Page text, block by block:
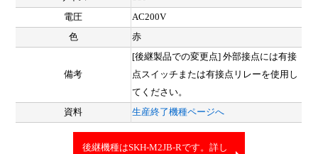
電圧
AC200V
色
赤
備考
[後継製品での変更点] 外部接点には有接
点スイッチまたは有接点リレーを使用し
てください。
資料
生産終了機種ページへ
後継機種はSKH-M2JB-Rです。詳し